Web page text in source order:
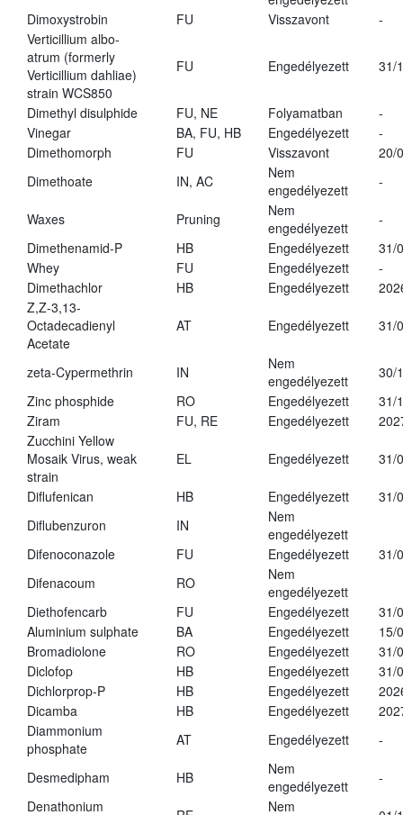
Dimoxystrobin
FU Visszavont
-
Verticillium albo-
atrum (formerly
Verticillium dahliae)
strain WCS850
FU Engedélyezett 31/
Dimethyl disulphide FU, NE Folyamatban
-
Vinegar
BA, FU, HB Engedélyezett
-
Dimethomorph
FU Visszavont
20/
Dimethoate
IN, AC
Nem
engedélyezett
-
Waxes Pruning
Nem
engedélyezett
-
Dimethenamid-P
HB Engedélyezett
31/
Whey
FU Engedélyezett
-
Dimethachlor
HB Engedélyezett
Z,Z-3,13-
Octadecadienyl
Acetate
AT Engedélyezett 31/
zeta-Cypermethrin IN
Nem
engedélyezett
30/
Zinc phosphide
RO Engedélyezett
31/
Ziram
FU, RE Engedélyezett
Zucchini Yellow
Mosaik Virus, weak
strain
EL Engedélyezett 31/
Diflufenican HB Engedélyezett
31/
Diflubenzuron
IN
Nem
engedélyezett
Difenoconazole
FU Engedélyezett
31/
Difenacoum
RO
Nem
engedélyezett
Diethofencarb
FU Engedélyezett
31/
Aluminium sulphate
BA Engedélyezett
15/
Bromadiolone
RO Engedélyezett
31/
Diclofop
HB Engedélyezett
31/
Dichlorprop-P
HB Engedélyezett
Dicamba
HB Engedélyezett
Diammonium
phosphate
AT Engedélyezett -
Desmedipham HB
Nem
engedélyezett
-
Denathonium
Nem